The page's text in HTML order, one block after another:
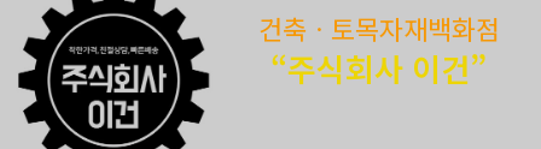
건축ㆍ토목자재백화점
“주식회사 이건”